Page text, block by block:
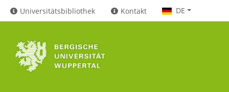
Universitätsbibliothek Kontakt DE